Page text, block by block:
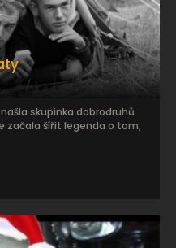
skupinka dobrodruhů
začala šířit legenda o tom,